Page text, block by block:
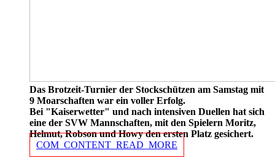
Das Brotzeit-Turnier der Stockschützen am Samstag mit
9 Moarschaften war ein voller Erfolg.
Bei "Kaiserwetter" und nach intensiven Duellen hat sich
eine der SVW Mannschaften, mit den Spielern Moritz,
Helmut, Robson und Howy den ersten Platz gesichert.
COM_CONTENT_READ_MORE